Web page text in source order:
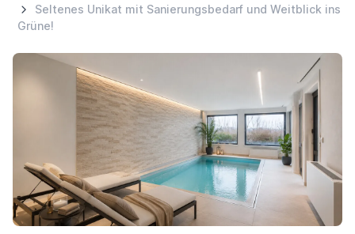
Seltenes Unikat mit Sanierungsbedarf und Weitblick ins
Grüne!